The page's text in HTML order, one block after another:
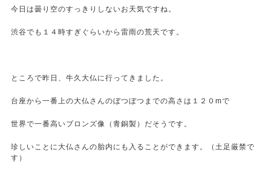
今日は曇り空のすっきりしないお天気ですね。
渋谷でも１４時すぎぐらいから雷雨の荒天です。
ところで昨日、牛久大仏に行ってきました。
台座から一番上の大仏さんのぼつぼつまでの高さは１２０mで
世界で一番高いブロンズ像（青銅製）だそうです。
珍しいことに大仏さんの胎内にも入ることができます。（土足厳禁で
す）